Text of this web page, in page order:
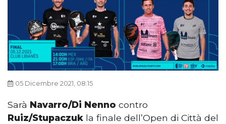
05 Dicembre 2021, 08:15
Sarà Navarro/Di Nenno contro
Ruiz/Stupaczuk la finale dell’Open di Città del